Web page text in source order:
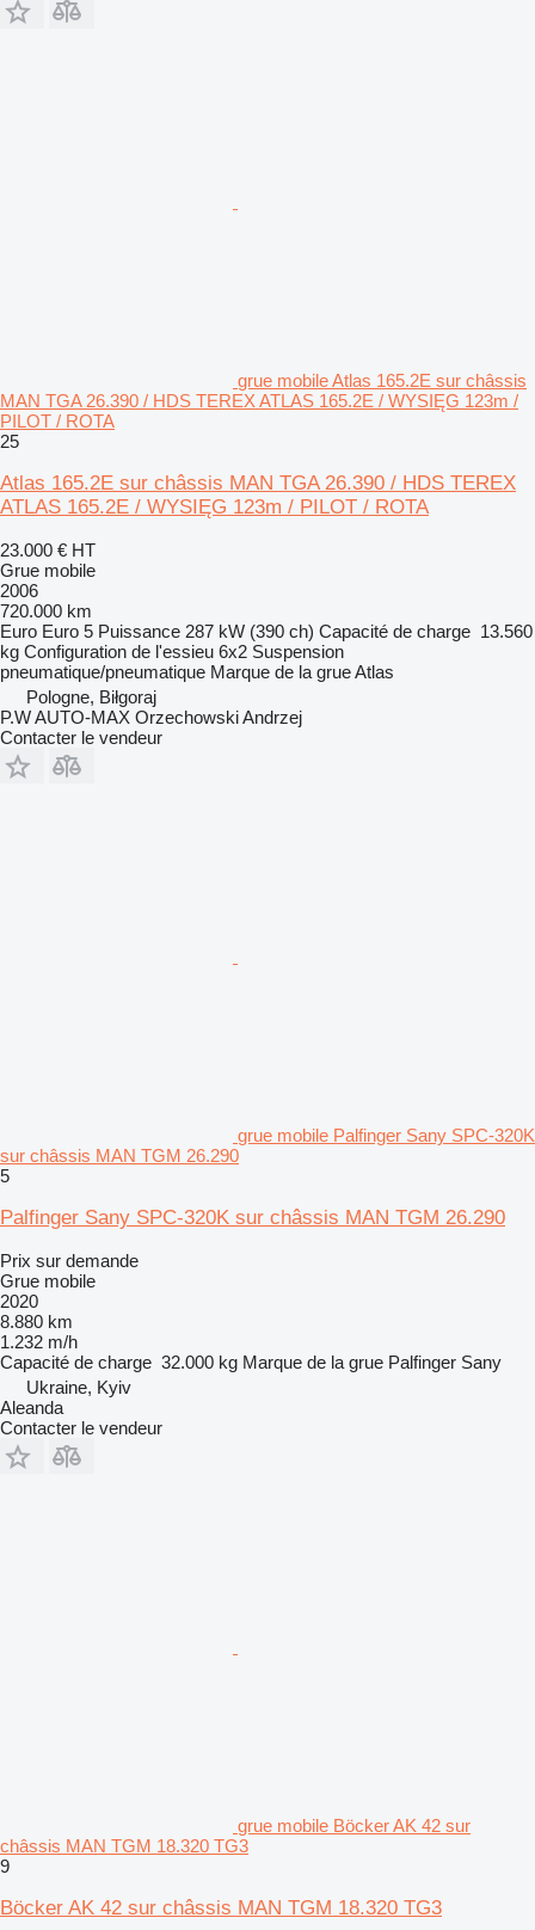
grue mobile Atlas 165.2E sur châssis
MAN TGA 26.390 / HDS TEREX ATLAS 165.2E / WYSIĘG 123m /
PILOT / ROTA
25
Atlas 165.2E sur châssis MAN TGA 26.390 / HDS TEREX
ATLAS 165.2E / WYSIĘG 123m / PILOT / ROTA
23.000 € HT
Grue mobile
2006
720.000 km
Euro Euro 5 Puissance 287 kW (390 ch) Capacité de charge 13.560
kg Configuration de l'essieu 6x2 Suspension
pneumatique/pneumatique Marque de la grueAtlas
Pologne, Biłgoraj
P.W AUTO-MAX Orzechowski Andrzej
Contacter le vendeur
grue mobile Palfinger Sany SPC-320K
sur châssis MAN TGM 26.290
5
Palfinger Sany SPC-320K sur châssis MAN TGM 26.290
Prix sur demande
Grue mobile
2020
8.880 km
1.232 m/h
Capacité de charge 32.000 kg Marque de la grue Palfinger Sany
Ukraine, Kyiv
Aleanda
Contacter le vendeur
grue mobile Böcker AK 42 sur
châssis MAN TGM 18.320 TG3
9
Böcker AK 42 sur châssis MAN TGM 18.320 TG3